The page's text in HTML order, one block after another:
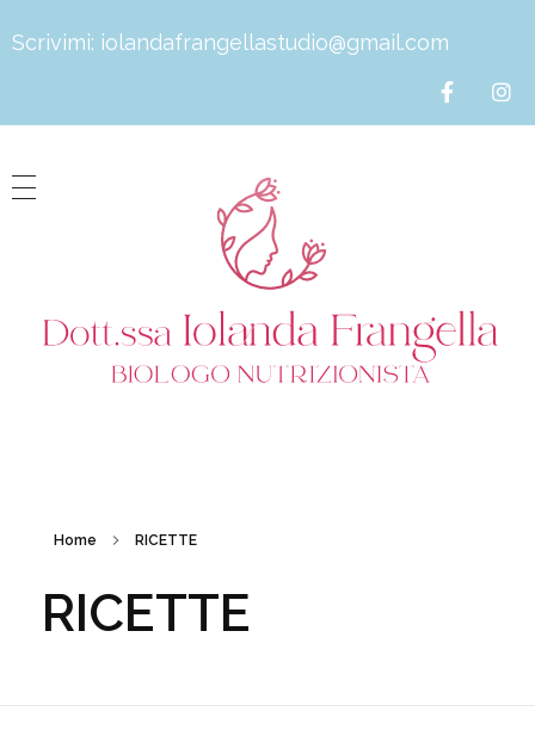
Scrivimi: iolandafrangellastudio@gmail.com
Home RICETTE
RICETTE